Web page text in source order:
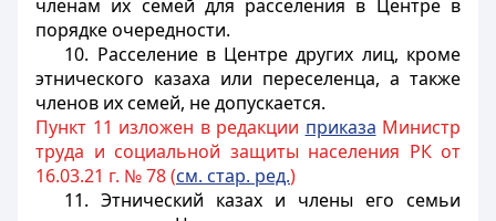
членам их семей для расселения в Центре в
порядке очередности.
10. Расселение в Центре других лиц, кроме
этнического казаха или переселенца, а также
членов их семей, не допускается.
Пункт 11 изложен в редакции приказа Министр
труда и социальной защиты населения РК от
16.03.21 г. № 78 (см. стар. ред.)
11. Этнический казах и члены его семьи